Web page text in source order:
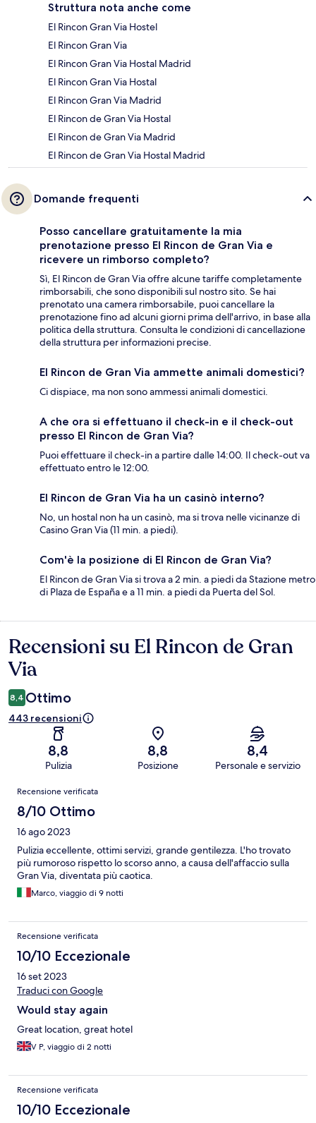
Struttura nota anche come
El Rincon Gran Via Hostel
El Rincon Gran Via
El Rincon Gran Via Hostal Madrid
El Rincon Gran Via Hostal
El Rincon Gran Via Madrid
El Rincon de Gran Via Hostal
El Rincon de Gran Via Madrid
El Rincon de Gran Via Hostal Madrid
Domande frequenti
Posso cancellare gratuitamente la mia
prenotazione presso El Rincon de Gran Via e
ricevere un rimborso completo?
Sì, El Rincon de Gran Via offre alcune tariffe completamente
rimborsabili, che sono disponibili sul nostro sito. Se hai
prenotato una camera rimborsabile, puoi cancellare la
prenotazione fino ad alcuni giorni prima dell'arrivo, in base alla
politica della struttura. Consulta le condizioni di cancellazione
della struttura per informazioni precise.
El Rincon de Gran Via ammette animali domestici?
Ci dispiace, ma non sono ammessi animali domestici.
A che ora si effettuano il check-in e il check-out
presso El Rincon de Gran Via?
Puoi effettuare il check-in a partire dalle 14:00. Il check-out va
effettuato entro le 12:00.
El Rincon de Gran Via ha un casinò interno?
No, un hostal non ha un casinò, ma si trova nelle vicinanze di
Casino Gran Via (11 min. a piedi).
Com'è la posizione di El Rincon de Gran Via?
El Rincon de Gran Via si trova a 2 min. a piedi da Stazione metro
di Plaza de España e a 11 min. a piedi da Puerta del Sol.
Recensioni
Recensioni su El Rincon de Gran
Via
8,4 Ottimo
443 recensioni
8,8
Pulizia
8,8
Posizione
8,4
Personale e servizio
Recensioni
Recensione verificata
8/10 Ottimo
16 ago 2023
Pulizia eccellente, ottimi servizi, grande gentilezza. L'ho trovato
più rumoroso rispetto lo scorso anno, a causa dell'affaccio sulla
Gran Via, diventata più caotica.
Marco, viaggio di 9 notti
Recensione verificata
10/10 Eccezionale
16 set 2023
Traduci con Google
Would stay again
Great location, great hotel
V P, viaggio di 2 notti
Recensione verificata
10/10 Eccezionale